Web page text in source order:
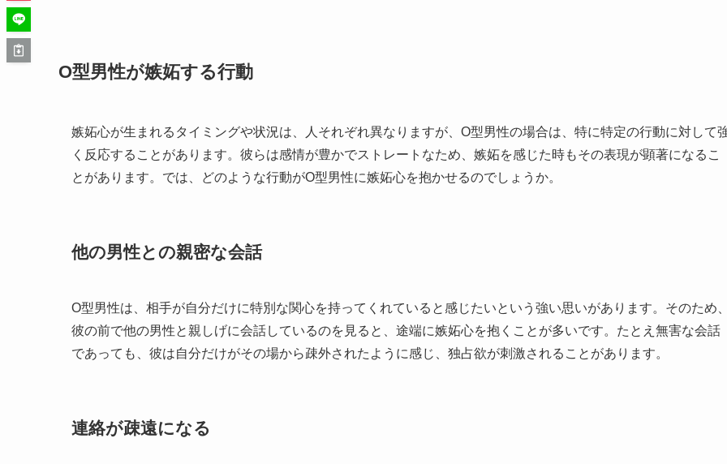
O型男性が嫉妬する行動
嫉妬心が生まれるタイミングや状況は、人それぞれ異なりますが、O型男性の場合は、特に特定の行動に対して
く反応することがあります。彼らは感情が豊かでストレートなため、嫉妬を感じた時もその表現が顕著になるこ
とがあります。では、どのような行動がO型男性に嫉妬心を抱かせるのでしょうか。
他の男性との親密な会話
O型男性は、相手が自分だけに特別な関心を持ってくれていると感じたいという強い思いがあります。そのため
彼の前で他の男性と親しげに会話しているのを見ると、途端に嫉妬心を抱くことが多いです。たとえ無害な会話
であっても、彼は自分だけがその場から疎外されたように感じ、独占欲が刺激されることがあります。
連絡が疎遠になる